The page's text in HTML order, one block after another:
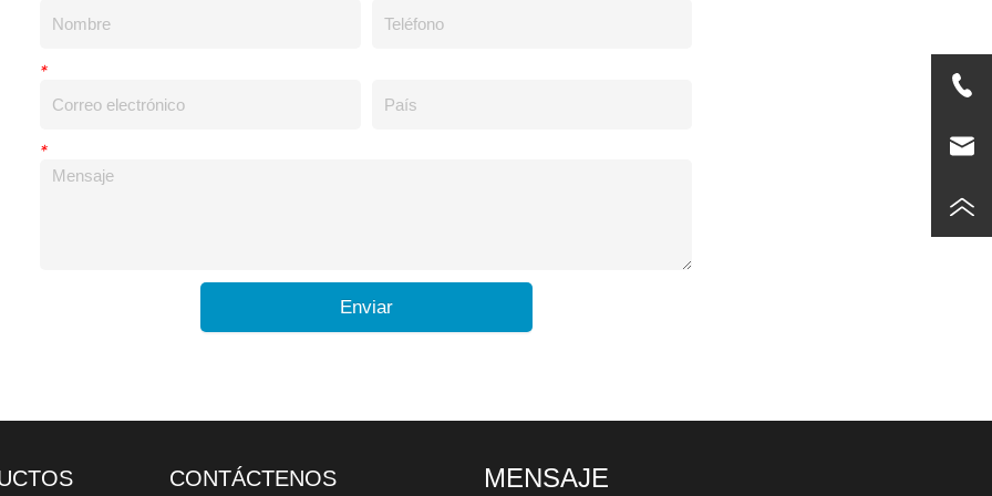
*
*
Enviar
CONTÁCTENOS MENSAJE